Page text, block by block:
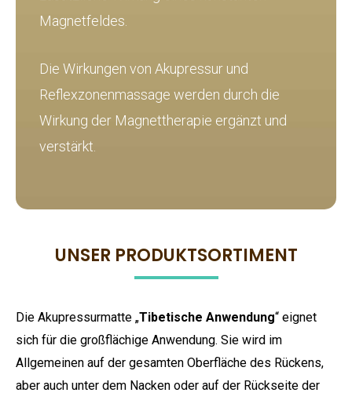
Magnetfeldes.
Die Wirkungen von Akupressur und
Reflexzonenmassage werden durch die
Wirkung der Magnettherapie ergänzt und
verstärkt.
UNSER PRODUKTSORTIMENT
Die Akupressurmatte „Tibetische Anwendung“ eignet
sich für die großflächige Anwendung. Sie wird im
Allgemeinen auf der gesamten Oberfläche des Rückens,
aber auch unter dem Nacken oder auf der Rückseite der